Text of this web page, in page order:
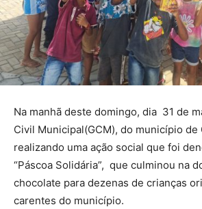
Na manhã deste domingo, dia 31 de
Civil Municipal(GCM), do município de
realizando uma ação social que foi
“Páscoa Solidária”, que culminou na
chocolate para dezenas de crianças
carentes do município.